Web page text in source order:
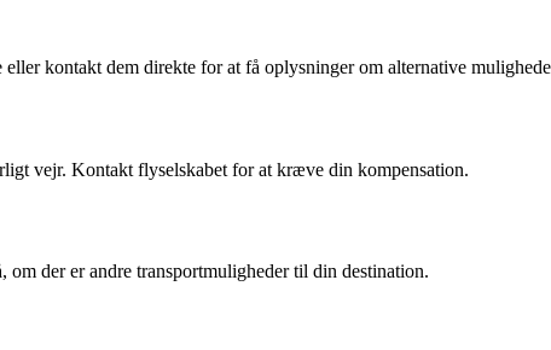
kontakt dem direkte for at få oplysninger om alternative
vejr. Kontakt flyselskabet for at kræve din kompensation.
der er andre transportmuligheder til din destination.